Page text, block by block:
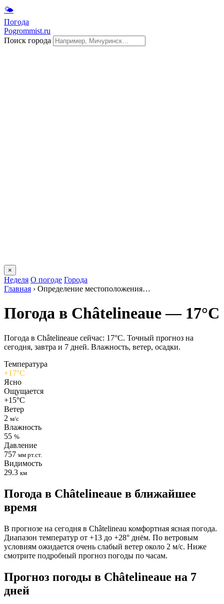
🌤
Погода
Pogrommist.ru
Поиск города
×
Неделя О погоде Города
Главная › Определение местоположения…
Погода в Châtelineauе — 17°C
Погода в Châtelineauе сейчас: 17°C. Точный прогноз на
сегодня, завтра и 7 дней. Влажность, ветер, осадки.
Температура
+17°C
Ясно
Ощущается
+15°C
Ветер
2 м/с
Влажность
55 %
Давление
757 мм рт.ст.
Видимость
29.3 км
Погода в Châtelineauе в ближайшее
время
В прогнозе на сегодня в Châtelineau комфортная ясная погода.
Диапазон температур от +13 до +28° днём. По ветровым
условиям ожидается очень слабый ветер около 2 м/с. Ниже
смотрите подробный прогноз погоды по часам.
Прогноз погоды в Châtelineauе на 7
дней